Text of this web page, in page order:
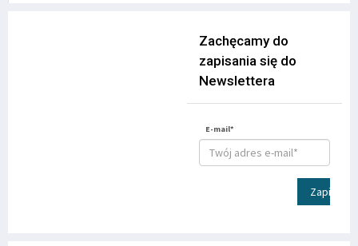
Zachęcamy do
zapisania się do
Newslettera
E-mail*
Zapisz